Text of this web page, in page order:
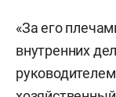
«За его
внутренних